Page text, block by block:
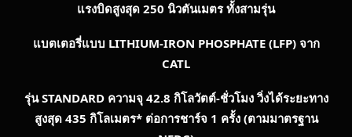
แรงบิดสูงสุด 250 นิวตันเมตร ทั้งสามรุ่น
แบตเตอรี่แบบ LITHIUM-IRON PHOSPHATE (LFP) จาก
CATL
รุ่นSTANDARD ความจุ 42.8 กิโลวัตต์-ชั่วโมง วิ่งได้ระยะทาง
สูงสุด 435 กิโลเมตร* ต่อการชาร์จ 1 ครั้ง (ตามมาตรฐาน